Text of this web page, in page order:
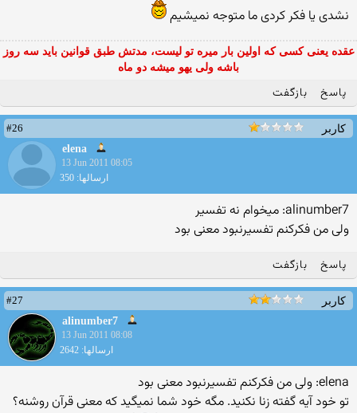
نشدی یا فكر كردی ما متوجه نمیشیم
عقده یعنی کسی که اولین بار میره تو لیست، مدتش طبق قوانین باید سه روز
باشه ولی یهو میشه دو ماه
پاسخ بازگفت
کاربر
#26
elena
13 Jun 2011 08:05
ارسالها: 350
alinumber7: میخوام نه تفسیر
ولی من فکرکنم تفسیرنبود معنی بود
پاسخ بازگفت
کاربر
#27
alinumber7
13 Jun 2011 08:08
ارسالها: 2642
elena: ولی من فکرکنم تفسیرنبود معنی بود
تو خود آیه گفته زنا نكنید. مگه خود شما نمیگید كه معنی قرآن روشنه؟